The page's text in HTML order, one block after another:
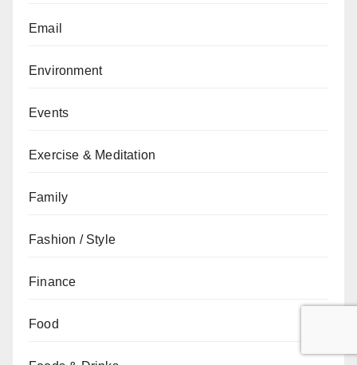
Email
Environment
Events
Exercise & Meditation
Family
Fashion / Style
Finance
Food